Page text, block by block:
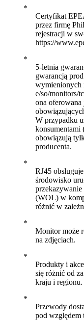
Certyfikat
przez firmę
rejestracji w
https://
5-letnia
gwarancją
wymienionych
e/so/monitors/
ona
W przypadku
konsumentami
obowiązują
producenta.
RJ45
środowisko
(WOL) w
różnić w
Monitor może
na zdjęciach.
Produkty i
się różnić od
kraju i regionu.
Przewody
pod względem